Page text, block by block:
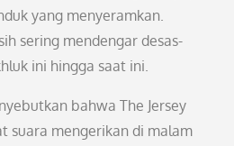
yang menyeramkan.
sering mendengar desas-
ini hingga saat ini.
bahwa The Jersey
suara mengerikan di malam